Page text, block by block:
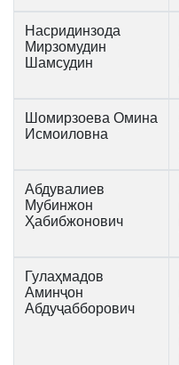
Насридинзода
Мирзомудин
Шамсудин
Шомирзоева Омина
Исмоиловна
Абдувалиев
Мубинжон
Ҳабибжонович
Гулаҳмадов
Аминҷон
Абдуҷабборович